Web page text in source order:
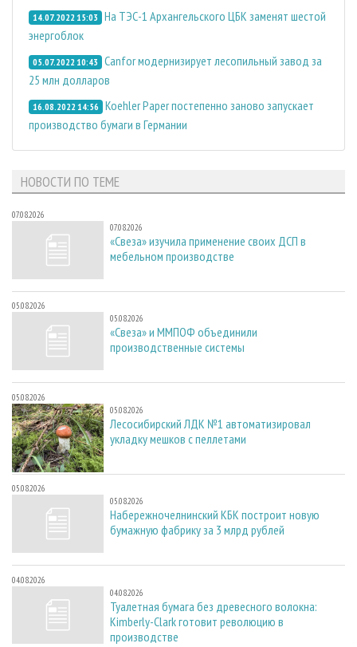
14.07.2022 15:03 На ТЭС-1 Архангельского ЦБК заменят шестой
энергоблок
05.07.2022 10:43 Canfor модернизирует лесопильный завод за
25 млн долларов
16.08.2022 14:56 Koehler Paper постепенно заново запускает
производство бумаги в Германии
НОВОСТИ ПО ТЕМЕ
07.08.2026
07.08.2026
«Свеза» изучила применение своих ДСП в
мебельном производстве
05.08.2026
05.08.2026
«Свеза» и ММПОФ объединили
производственные системы
05.08.2026
05.08.2026
Лесосибирский ЛДК №1 автоматизировал
укладку мешков с пеллетами
05.08.2026
05.08.2026
Набережночелнинский КБК построит новую
бумажную фабрику за 3 млрд рублей
04.08.2026
04.08.2026
Туалетная бумага без древесного волокна:
Kimberly-Clark готовит революцию в
производстве